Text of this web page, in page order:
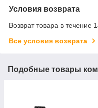
Условия возврата
Возврат товара в течение
Все условия возврата
Подобные товары